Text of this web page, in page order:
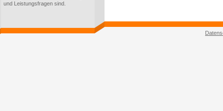
und Leistungsfragen sind.